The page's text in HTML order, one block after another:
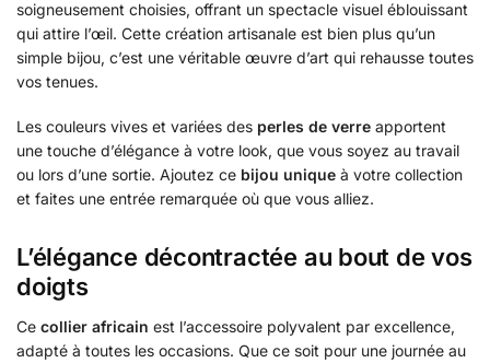
soigneusement choisies, offrant un spectacle visuel éblouissant
qui attire l’œil. Cette création artisanale est bien plus qu’un
simple bijou, c’est une véritable œuvre d’art qui rehausse toutes
vos tenues.
Les couleurs vives et variées des perles de verre apportent
une touche d’élégance à votre look, que vous soyez au travail
ou lors d’une sortie. Ajoutez ce bijou unique à votre collection
et faites une entrée remarquée où que vous alliez.
L’élégance décontractée au bout de vos
doigts
Ce collier africain est l’accessoire polyvalent par excellence,
adapté à toutes les occasions. Que ce soit pour une journée au